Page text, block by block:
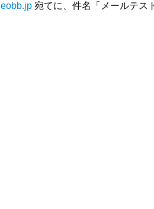
宛てに、件名「メールテス